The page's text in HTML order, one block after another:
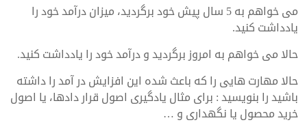
می خواهم به 5 سال پیش خود برگردید، میزان درآمد خود را
یادداشت کنید.
حالا می خواهم به امروز برگردید و درآمد خود را یادداشت کنید.
حالا مهارت هایی را که باعث شده این افزایش در آمد را داشته
باشید را بنویسید : برای مثال یادگیری اصول قرار دادها، یا اصول
خرید محصول یا نگهداری و …